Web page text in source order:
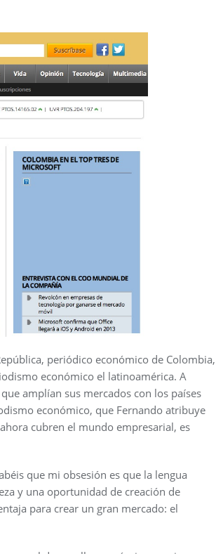
periódico económico de Colombia,
económico el latinoamérica. A
amplían sus mercados con los países
económico, que Fernando atribuye
cubren el mundo empresarial, es
que mi obsesión es que la lengua
y una oportunidad de creación de
para crear un gran mercado: el